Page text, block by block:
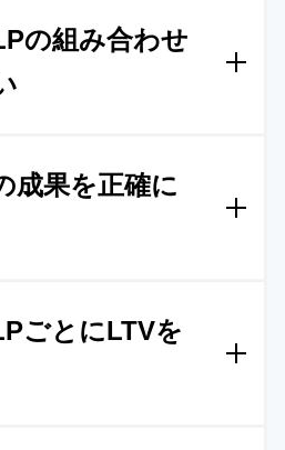
で解決
ーごとの管理を早く正確に
タ設定を素早く実現しまし
パラメータは、
様になりました。
ました。
の組み合わせ
)」で解決
をSquad beyondに入れ
実際の購入と自動で付け合わ
が0になりました。
成果を正確に
ッキング可能に
を制作するCMSからレポー
ごとにLTVを